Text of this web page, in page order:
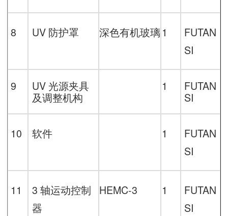
8 UV 防护罩 深色有机玻璃 1
FUTAN
SI
9 UV光源夹具
及调整机构
1 FUTAN
SI
10 软件 1
FUTAN
SI
11 3 轴运动控制
器
HEMC-3 1
FUTAN
SI